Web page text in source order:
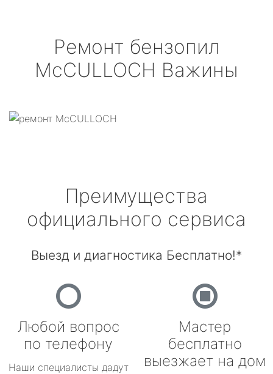
Ремонт бензопил
McCULLOCH Важины
Преимущества
официального сервиса
Выезд и диагностика Бесплатно!*
Любой вопрос
по телефону
Наши специалисты дадут
Мастер
бесплатно
выезжает на дом